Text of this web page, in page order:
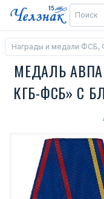
Награды и медали
МЕДАЛЬ
КГБ-ФСБ» С